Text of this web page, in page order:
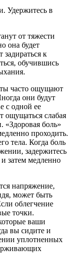
Удержитесь в
от тяжести
она будет
к
обучившись
часто ощущают
они будут
с одной ее
ощущаться слабая
«Здоровая боль»
проходить.
тела. Когда боль
задержитесь
затем медленно
напряжение,
может быть
облегчение
точки.
ваши
вы сидите и
уплотненных